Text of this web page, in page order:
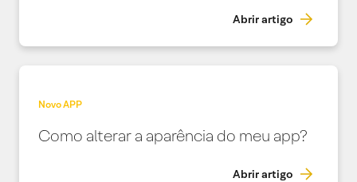
Abrir artigo
Novo APP
Como alterar a aparência do meu app?
Abrir artigo